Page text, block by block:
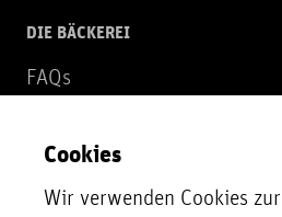
DIE BÄCKEREI
FAQs
NEWSLETTER
Zur Newsletter Anmeldung
Cookies
Wir verwenden Cookies